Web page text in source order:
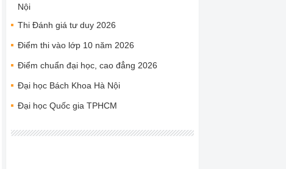
Nội
Thi Đánh giá tư duy 2026
Điểm thi vào lớp 10 năm 2026
Điểm chuẩn đại học, cao đẳng 2026
Đại học Bách Khoa Hà Nội
Đại học Quốc gia TPHCM